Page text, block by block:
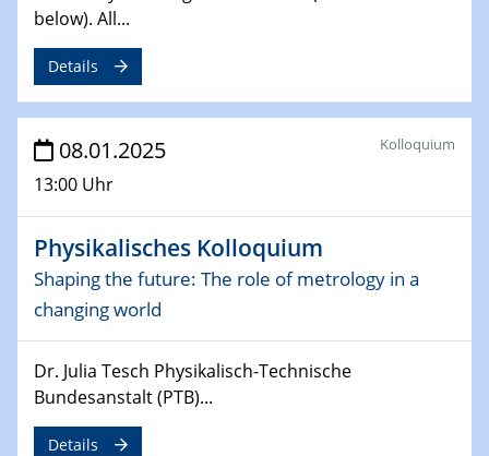
06.02.2025
Sfb-trr247-all Seminar
CataLysis Joint Colloquium)
Sfb-trr247-all Workshop
UnOCat
SFB/TRR 270 Kolloquium
11.02.2025
Social Hour
11.02.2025
Natural Water to H2
below). All...
Details
08.01.2025
13:00 Uhr
Kolloquium
Physikalisches Kolloquium
Shaping the future: The role of metrology in a
changing world
Dr. Julia Tesch Physikalisch-Technische
Bundesanstalt (PTB)...
Details